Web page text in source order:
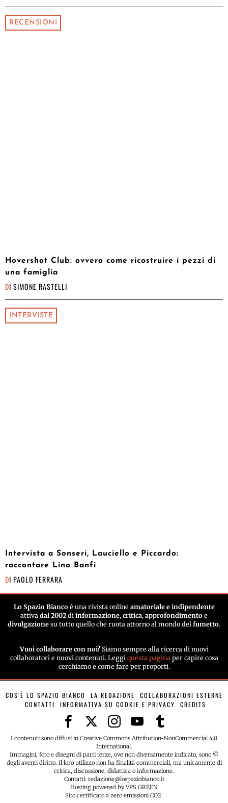
RECENSIONI
Hovershot Club: ovvero come ricostruire i pezzi di
una famiglia
DI SIMONE RASTELLI
INTERVISTE
Intervista a Sonseri, Lauciello e Piccardo:
raccontare Lino Banfi
DI PAOLO FERRARA
Lo Spazio Biancoè una rivista online amatoriale e indipendente
attiva dal 2002 di informazione, critica, approfondimento e
divulgazione su tutto quello che ruota attorno al mondo del fumetto.
Vuoi collaborare con noi? Siamo sempre alla ricerca di nuovi
collaboratori e nuovi contenuti. Leggi questa paginaper capire cosa
cerchiamo e come fare per proporti.
COS’È LO SPAZIO BIANCO LA REDAZIONE
COLLABORAZIONI ESTERNE
CONTATTI
INFORMATIVA SU COOKIE E PRIVACY CREDITS
I contenuti sono diffusi in Creative Commons Attribution-NonCommercial 4.0
International.
Immagini, foto e disegni di parti terze, ove non diversamente indicato, sono ©
degli aventi diritto. Il loro utilizzo non ha finalità commerciali, ma unicamente di
critica, discussione, didattica o informazione.
Contatti: redazione@lospaziobianco.it
Hosting powered by VPS GREEN
Sito certificato a zero emissioni CO2.